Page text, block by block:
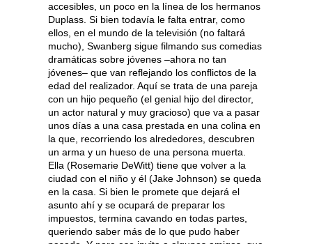
accesibles, un poco en la línea de los hermanos
Duplass. Si bien todavía le falta entrar, como
ellos, en el mundo de la televisión (no faltará
mucho), Swanberg sigue filmando sus comedias
dramáticas sobre jóvenes –ahora no tan
jóvenes– que van reflejando los conflictos de la
edad del realizador. Aquí se trata de una pareja
con un hijo pequeño (el genial hijo del director,
un actor natural y muy gracioso) que va a pasar
unos días a una casa prestada en una colina en
la que, recorriendo los alrededores, descubren
un arma y un hueso de una persona muerta.
Ella (Rosemarie DeWitt) tiene que volver a la
ciudad con el niño y él (Jake Johnson) se queda
en la casa. Si bien le promete que dejará el
asunto ahí y se ocupará de preparar los
impuestos, termina cavando en todas partes,
queriendo saber más de lo que pudo haber